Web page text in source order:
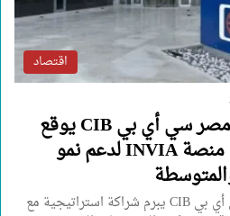
اقتصاد
البنك التجاري الدولي مصر سي أي بي CIB يوقع
شراكة استراتيجية مع منصة INVIA لدعم نمو
البنك التجاري الدولي مصر سي أي بي CIB يبرم شراكة استراتيجية مع